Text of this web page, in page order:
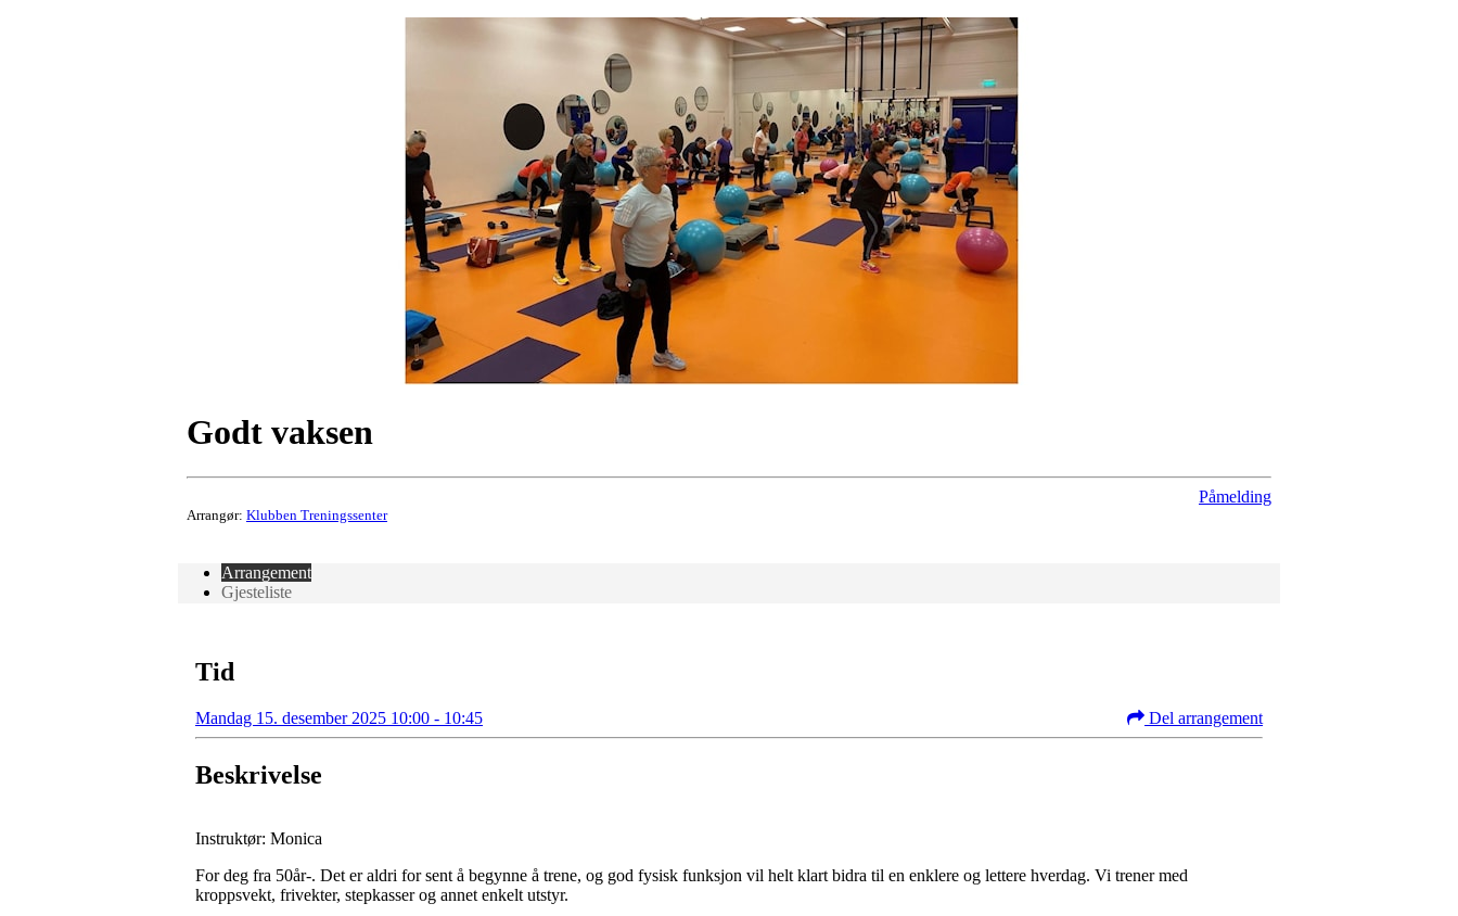
Godt vaksen
Arrangør: Klubben Treningssenter
Påmelding
Arrangement
Gjesteliste
Tid
Mandag 15. desember 2025 10:00 - 10:45 Del arrangement
Beskrivelse
Instruktør: Monica
For deg fra 50år-. Det er aldri for sent å begynne å trene, og god fysisk funksjon vil helt klart bidra til en enklere og lettere hverdag. Vi trener med
kroppsvekt, frivekter, stepkasser og annet enkelt utstyr.